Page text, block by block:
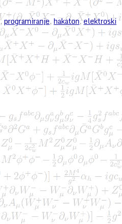
, programiranje, hakaton,elektroski